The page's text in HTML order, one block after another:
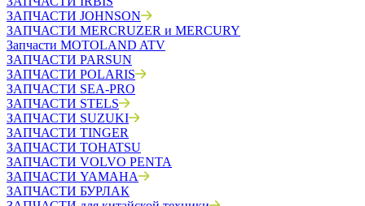
ЗАПЧАСТИ JOHNSON
ЗАПЧАСТИ MERCRUZER и MERCURY
Запчасти MOTOLAND ATV
ЗАПЧАСТИ PARSUN
ЗАПЧАСТИ POLARIS
ЗАПЧАСТИ SEA-PRO
ЗАПЧАСТИ STELS
ЗАПЧАСТИ SUZUKI
ЗАПЧАСТИ TINGER
ЗАПЧАСТИ TOHATSU
ЗАПЧАСТИ VOLVO PENTA
ЗАПЧАСТИ YAMAHA
ЗАПЧАСТИ БУРЛАК